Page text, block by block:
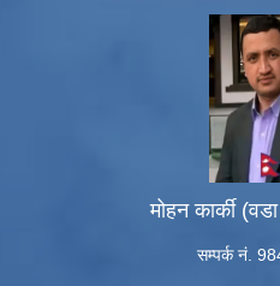
मोहन कार्की
सम्पर्क नं.